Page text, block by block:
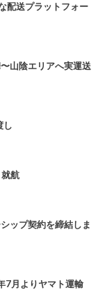
配送プラットフォー
山陰エリアへ実運送
し
航
ップ契約を締結しま
7月よりヤマト運輸